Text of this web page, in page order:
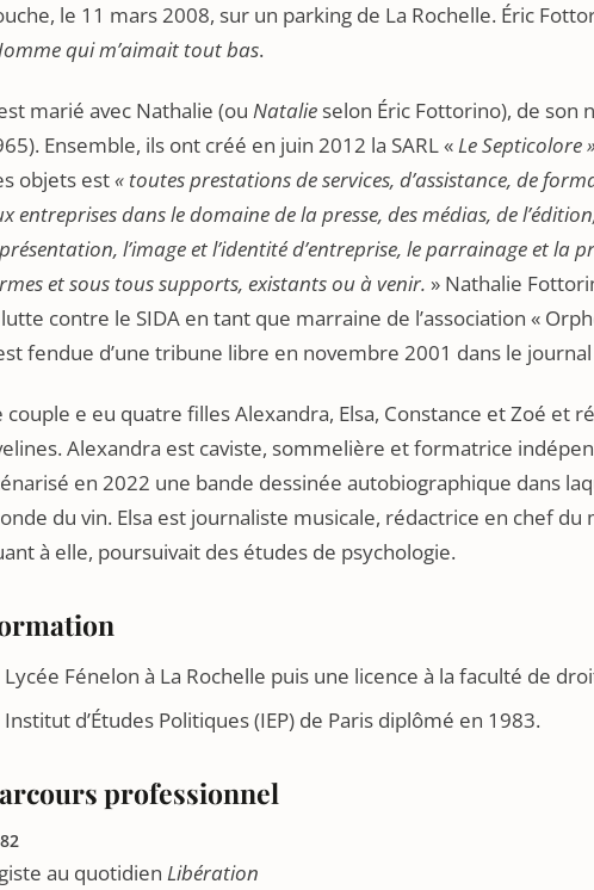
le 11 mars 2008, sur un parking de La Rochelle. Éric
qui m’aimait tout bas.
marié avec Nathalie (ou Natalie selon Éric Fottorino), de son
Ensemble, ils ont créé en juin 2012 la SARL «Le Septicolore
objets est« toutes prestations de services, d’assistance, de
entreprises dans le domaine de la presse, des médias, de
l’image et l’identité d’entreprise, le parrainage et la
et sous tous supports, existants ou à venir. » Nathalie
contre le SIDA en tant que marraine de l’association «
fendue d’une tribune libre en novembre 2001 dans le
couple e eu quatre filles Alexandra, Elsa, Constance et Zoé et
Alexandra est caviste, sommelière et formatrice
en 2022 une bande dessinée autobiographique dans
du vin. Elsa est journaliste musicale, rédactrice en chef du
à elle, poursuivait des études de psychologie.
Lycée Fénelon à La Rochelle puis une licence à la faculté de
Institut d’Études Politiques (IEP) de Paris diplômé en 1983.
professionnel
au quotidien Libération